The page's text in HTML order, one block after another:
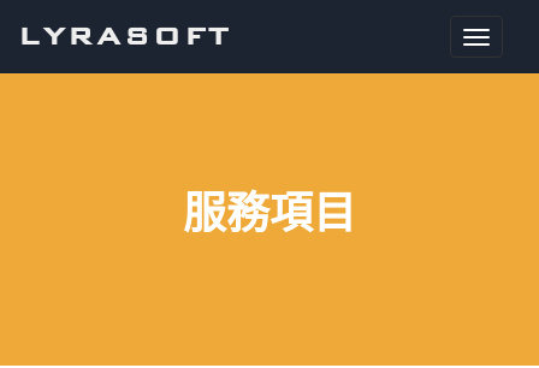
LYRASOFT
服務項目